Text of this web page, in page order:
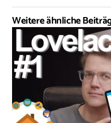
Weitere ähnliche